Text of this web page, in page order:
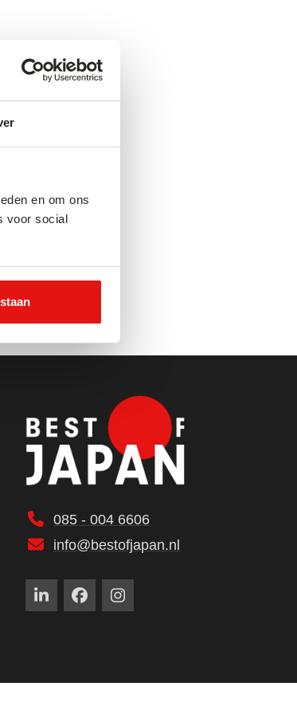
en om ons
voor social
085 - 004 6606
info@bestofjapan.nl